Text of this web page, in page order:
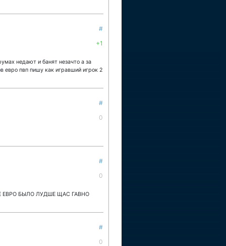
#
+1
недают и банят незачто а за
евро пвп пишу как игравший игрок 2
#
0
#
0
ЕВРО БЫЛО ЛУДШЕ ЩАС ГАВНО
#
0